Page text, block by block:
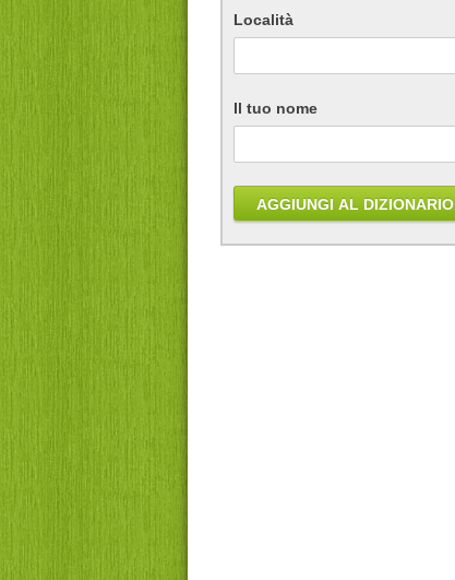
Località
Il tuo nome
AGGIUNGI AL DIZIONARIO